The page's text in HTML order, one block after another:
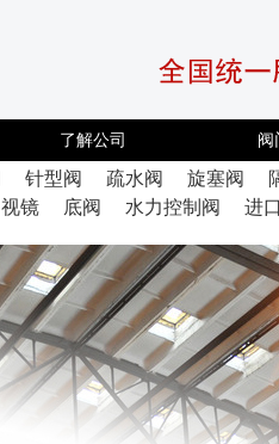
了解公司 阀
针型阀 疏水阀 旋塞阀
视镜 底阀 水力控制阀 进